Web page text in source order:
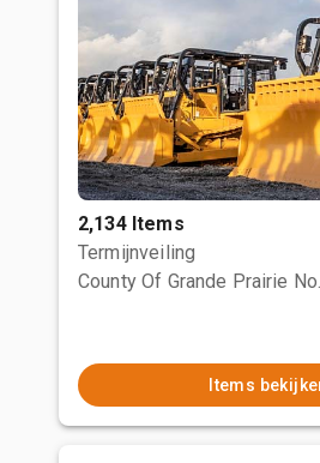
2,134 Items
Termijnveiling
County Of Grande Prairie
Items